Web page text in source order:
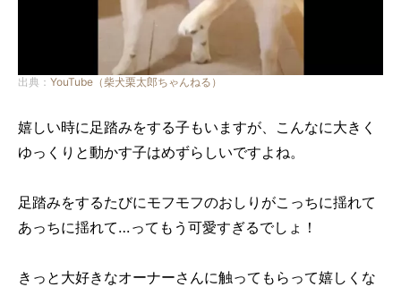
出典： YouTube（柴犬栗太郎ちゃんねる）
嬉しい時に足踏みをする子もいますが、こんなに大きく
ゆっくりと動かす子はめずらしいですよね。
足踏みをするたびにモフモフのおしりがこっちに揺れて
あっちに揺れて…ってもう可愛すぎるでしょ！
きっと大好きなオーナーさんに触ってもらって嬉しくな